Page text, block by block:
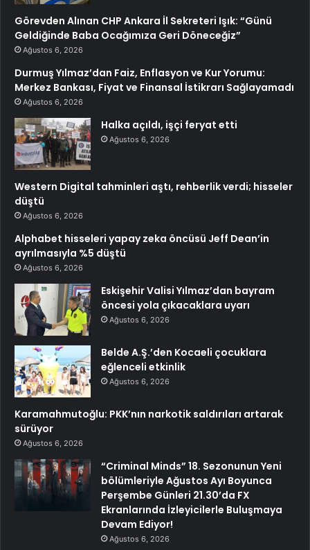
Görevden Alınan CHP Ankara İl Sekreteri Işık: “Günü
Geldiğinde Baba Ocağımıza Geri Döneceğiz”
Ağustos 6, 2026
Durmuş Yılmaz’dan Faiz, Enflasyon ve Kur Yorumu:
Merkez Bankası, Fiyat ve Finansal İstikrarı Sağlayamadı
Ağustos 6, 2026
Halka açıldı, işçi feryat etti
Ağustos 6, 2026
Western Digital tahminleri aştı, rehberlik verdi; hisseler
düştü
Ağustos 6, 2026
Alphabet hisseleri yapay zeka öncüsü Jeff Dean’in
ayrılmasıyla %5 düştü
Ağustos 6, 2026
Eskişehir Valisi Yılmaz’dan bayram
öncesi yola çıkacaklara uyarı
Ağustos 6, 2026
Belde A.Ş.’den Kocaeli çocuklara
eğlenceli etkinlik
Ağustos 6, 2026
Karamahmutoğlu: PKK’nın narkotik saldırıları artarak
sürüyor
Ağustos 6, 2026
“Criminal Minds” 18. Sezonunun Yeni
bölümleriyle Ağustos Ayı Boyunca
Perşembe Günleri 21.30’da FX
Ekranlarında İzleyicilerle Buluşmaya
Devam Ediyor!
Ağustos 6, 2026